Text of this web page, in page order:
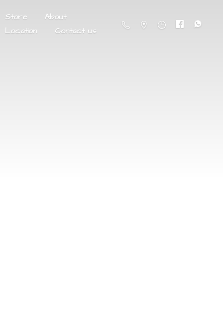
Store
About
Location
Contact us